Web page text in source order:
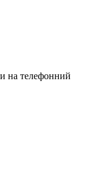
на телефонний